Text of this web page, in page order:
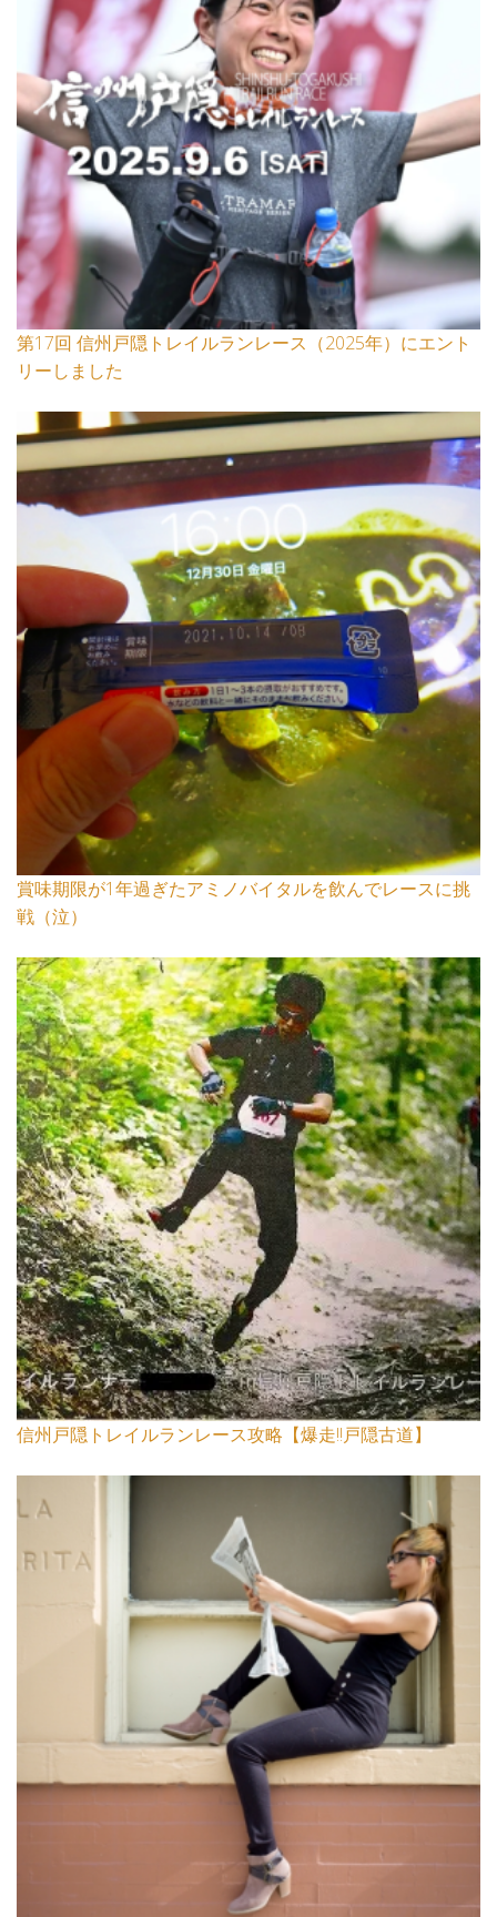
第17回 信州戸隠トレイルランレース（2025年）にエント
リーしました
賞味期限が1年過ぎたアミノバイタルを飲んでレースに挑
戦（泣）
信州戸隠トレイルランレース攻略【爆走!!戸隠古道】